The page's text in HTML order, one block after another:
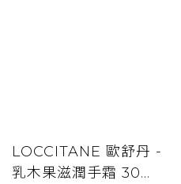
LOCCITANE 歐舒丹 -
乳木果滋潤手霜 30ml